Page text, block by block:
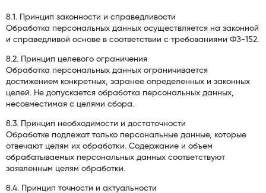
8.1. Принцип законности и справедливости
Обработка персональных данных осуществляется на законной
и справедливой основе в соответствии с требованиями ФЗ-152.
8.2. Принцип целевого ограничения
Обработка персональных данных ограничивается
достижением конкретных, заранее определенных и законных
целей. Не допускается обработка персональных данных,
несовместимая с целями сбора.
8.3. Принцип необходимости и достаточности
Обработке подлежат только персональные данные, которые
отвечают целям их обработки. Содержание и объем
обрабатываемых персональных данных соответствуют
заявленным целям обработки.
8.4. Принцип точности и актуальности